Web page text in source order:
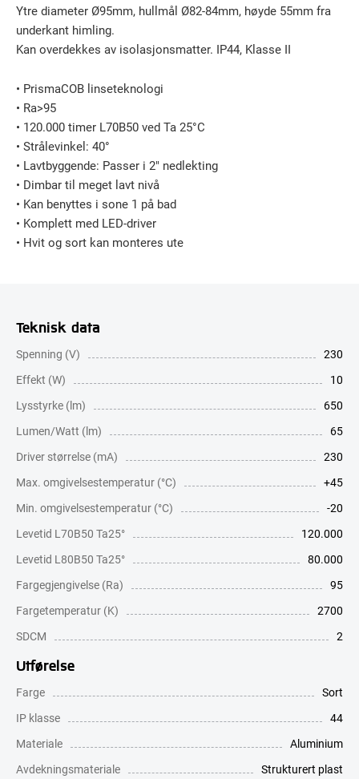
Ytre diameter Ø95mm, hullmål Ø82-84mm, høyde 55mm fra
underkant himling.
Kan overdekkes av isolasjonsmatter. IP44, Klasse II
• PrismaCOB linseteknologi
• Ra>95
• 120.000 timer L70B50 ved Ta 25°C
• Strålevinkel: 40°
• Lavtbyggende: Passer i 2″ nedlekting
• Dimbar til meget lavt nivå
• Kan benyttes i sone 1 på bad
• Komplett med LED-driver
• Hvit og sort kan monteres ute
Teknisk data
Spenning (V)
230
Effekt (W)
10
Lysstyrke (lm)
650
Lumen/Watt (lm)
65
Driver størrelse (mA)
230
Max. omgivelsestemperatur (°C)
+45
Min. omgivelsestemperatur (°C)
-20
Levetid L70B50 Ta25°
120.000
Levetid L80B50 Ta25°
80.000
Fargegjengivelse (Ra)
95
Fargetemperatur (K)
2700
SDCM
2
Utførelse
Farge
Sort
IP klasse
44
Materiale
Aluminium
Avdekningsmateriale
Strukturert plast